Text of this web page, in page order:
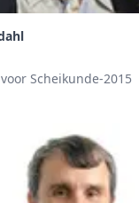
Scheikunde-2015